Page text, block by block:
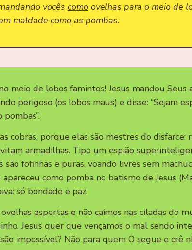
vocês comoovelhas para o meio de
maldade comoas pombas.
meio de lobos famintos! Jesus mandou Seus
perigoso (os lobos maus) e disse: “Sejam
cobras, porque elas são mestres do disfarce:
armadilhas. Tipo um espião
são fofinhas e puras, voando livres sem
como pomba no batismo de Jesus
só bondade e paz.
espertas e não caímos nas ciladas do
Jesus quer que vençamos o mal sendo
impossível? Não para quem O segue e crê